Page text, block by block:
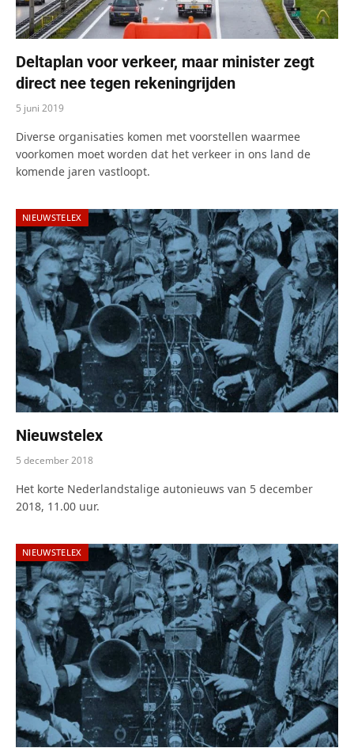
Deltaplan voor verkeer, maar minister zegt
direct nee tegen rekeningrijden
5 juni 2019
Diverse organisaties komen met voorstellen waarmee
voorkomen moet worden dat het verkeer in ons land de
komende jaren vastloopt.
NIEUWSTELEX
Nieuwstelex
5 december 2018
Het korte Nederlandstalige autonieuws van 5 december
2018, 11.00 uur.
NIEUWSTELEX